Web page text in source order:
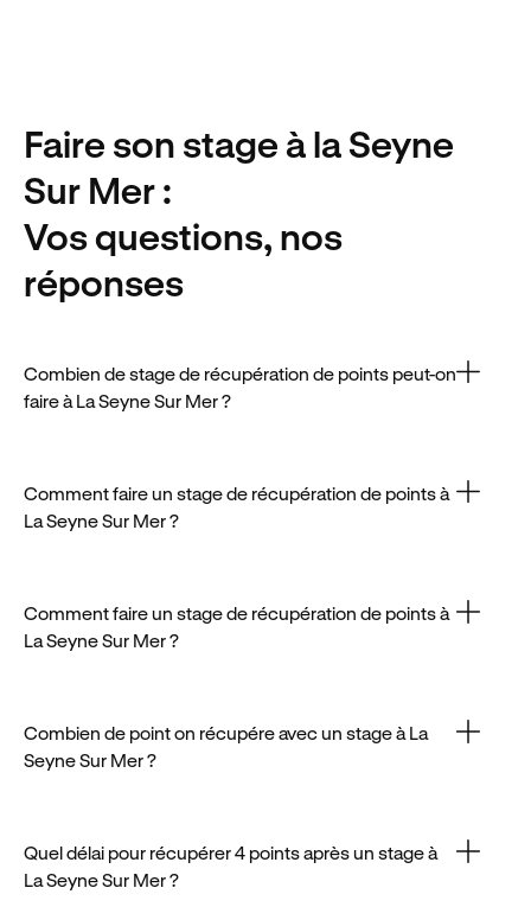
Faire son stage à la Seyne
Sur Mer:
Vos questions, nos
réponses
Combien de stage de récupération de points peut-on
faire à La Seyne Sur Mer ?
170€, et peuvent aller jusqu'à 250€ selon le centre
choisi.
Comment faire un stage de récupération de points à
La Seyne Sur Mer ?
Comment faire un stage de récupération de points à
La Seyne Sur Mer ?
Pensez à vous y prendre à l’avance.
Combien de point on récupére avec un stage à La
Seyne Sur Mer ?
conditions prévues par la loi.
Quel délai pour récupérer 4 points après un stage à
La Seyne Sur Mer ?